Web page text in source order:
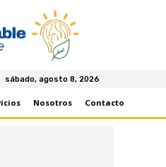
sábado, agosto 8, 2026
Nosotros Contacto